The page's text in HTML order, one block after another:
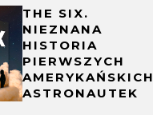
THE SIX.
NIEZNANA
HISTORIA
PIERWSZYCH
AMERYKAŃSKICH
ASTRONAUTEK